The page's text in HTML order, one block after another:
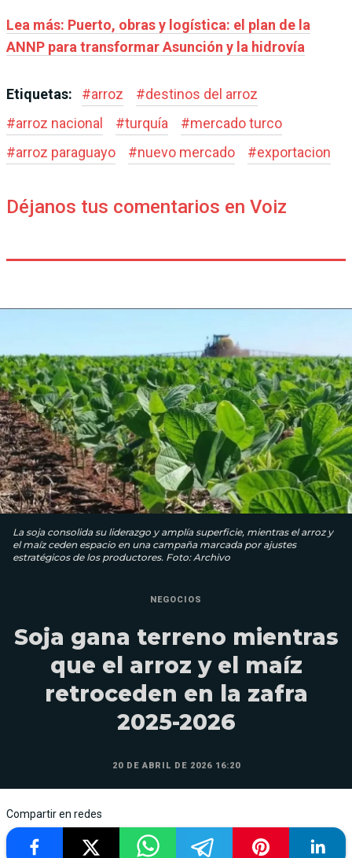
Lea más: Puerto, obras y logística: el plan de la
ANNP para transformar Asunción y la hidrovía
Etiquetas: #arroz #destinos del arroz
#arroz nacional #turquía #mercado turco
#arroz paraguayo #nuevo mercado #exportacion
Déjanos tus comentarios en Voiz
La soja consolida su liderazgo y amplía superficie, mientras el arroz y
el maíz ceden espacio en una campaña marcada por ajustes
estratégicos de los productores. Foto: Archivo
NEGOCIOS
Soja gana terreno mientras
que el arroz y el maíz
retroceden en la zafra
2025-2026
20 DE ABRIL DE 2026 16:20
Compartir en redes